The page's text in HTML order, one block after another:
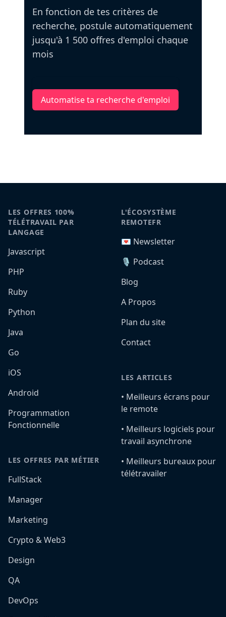
En fonction de tes critères de
recherche, postule automatiquement
jusqu'à 1 500 offres d'emploi chaque
mois
Automatise ta recherche d'emploi
LES OFFRES 100%
TÉLÉTRAVAIL PAR
LANGAGE
Javascript
PHP
Ruby
Python
Java
Go
iOS
Android
Programmation
Fonctionnelle
LES OFFRES PAR MÉTIER
FullStack
Manager
Marketing
Crypto & Web3
Design
QA
DevOps
L'ÉCOSYSTÈME
REMOTEFR
💌 Newsletter
🎙️ Podcast
Blog
A Propos
Plan du site
Contact
LES ARTICLES
•️ Meilleurs écrans pour
le remote
•️ Meilleurs logiciels pour
travail asynchrone
•️ Meilleurs bureaux pour
télétravailer